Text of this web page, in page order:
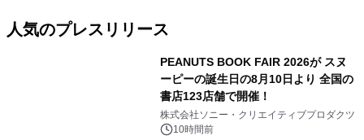
人気のプレスリリース
PEANUTS BOOK FAIR 2026が スヌ
ーピーの誕生日の8月10日より 全国の
書店123店舗で開催！
株式会社ソニー・クリエイティブプロダクツ
10時間前